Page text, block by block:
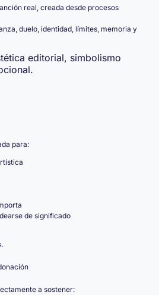
real, creada desde procesos
duelo, identidad, límites, memoria y
editorial, simbolismo
para:
de significado
.
a sostener: